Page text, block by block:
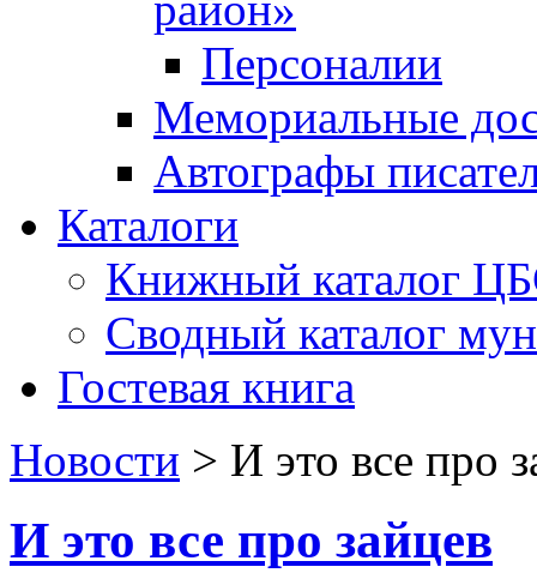
Персоналии
Мемориальные
Автографы
Каталоги
Книжный каталог
Сводный каталог
Гостевая книга
Новости > И это все про
И это все про зайцев